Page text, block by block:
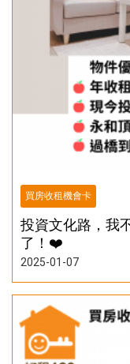
買房收租機會卡
投資文化路，我
了！❤️‍
2025-01-07